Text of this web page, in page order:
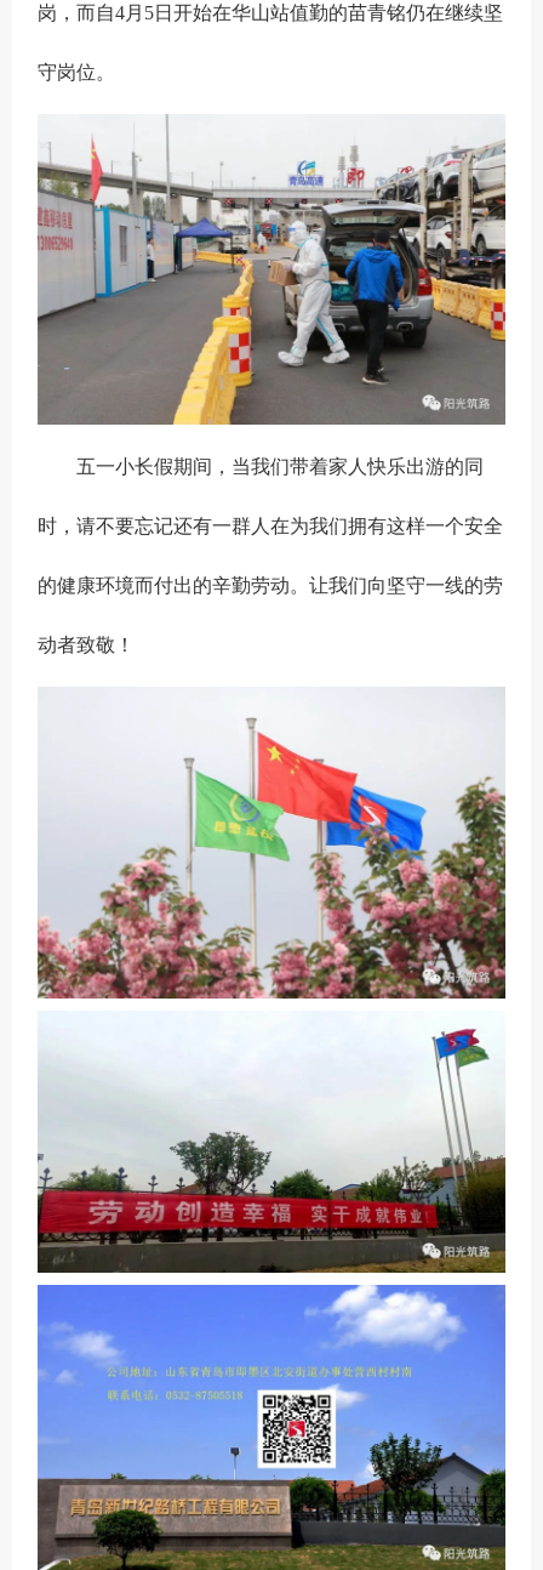
岗，而自4月5日开始在华山站值勤的苗青铭仍在继续坚
守岗位。
五一小长假期间，当我们带着家人快乐出游的同
时，请不要忘记还有一群人在为我们拥有这样一个安全
的健康环境而付出的辛勤劳动。让我们向坚守一线的劳
动者致敬！